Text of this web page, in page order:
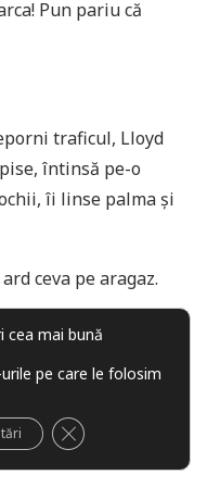
Pun pariu că
traficul, Lloyd
întinsă pe-o
îi linse palma și
ceva pe aragaz.
altfel îți roade tot.
cu dinții prost puși,
cea mai bună
pe care le folosim
CLOSE GDPR